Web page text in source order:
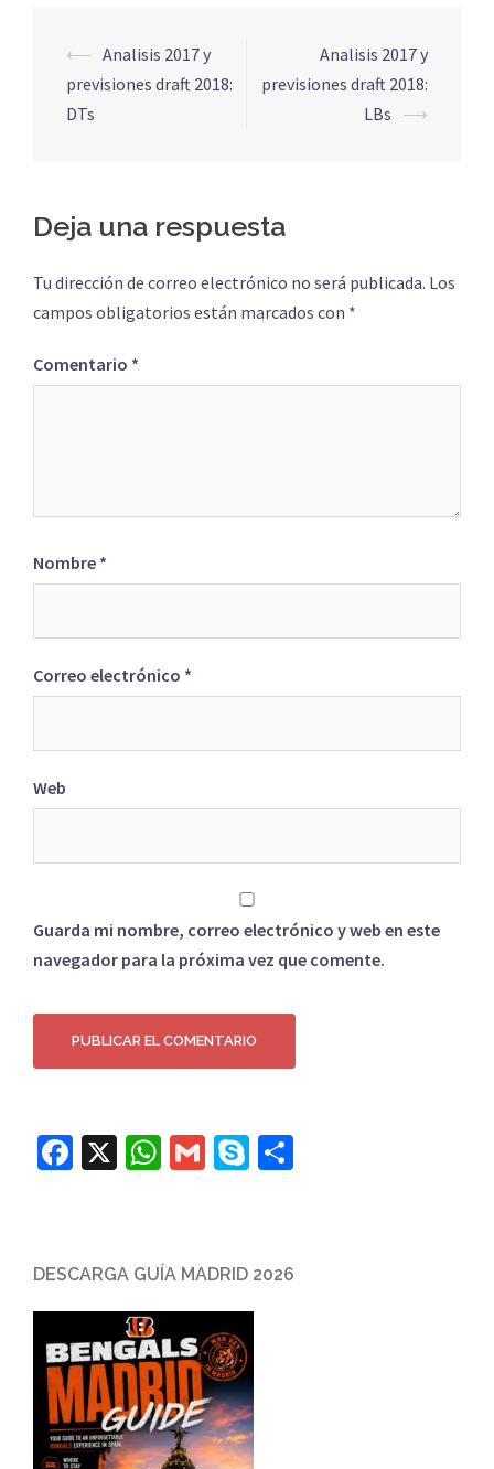
Navegación
de
entradas
⟵ Analisis 2017 y
previsiones draft 2018:
DTs
Analisis 2017 y
previsiones draft 2018:
LBs ⟶
Deja una respuesta
Tu dirección de correo electrónico no será publicada. Los
campos obligatorios están marcados con *
Comentario *
Nombre *
Correo electrónico *
Web
Guarda mi nombre, correo electrónico y web en este
navegador para la próxima vez que comente.
Facebook
X WhatsApp
Gmail
Skype
DESCARGA GUÍA MADRID 2026